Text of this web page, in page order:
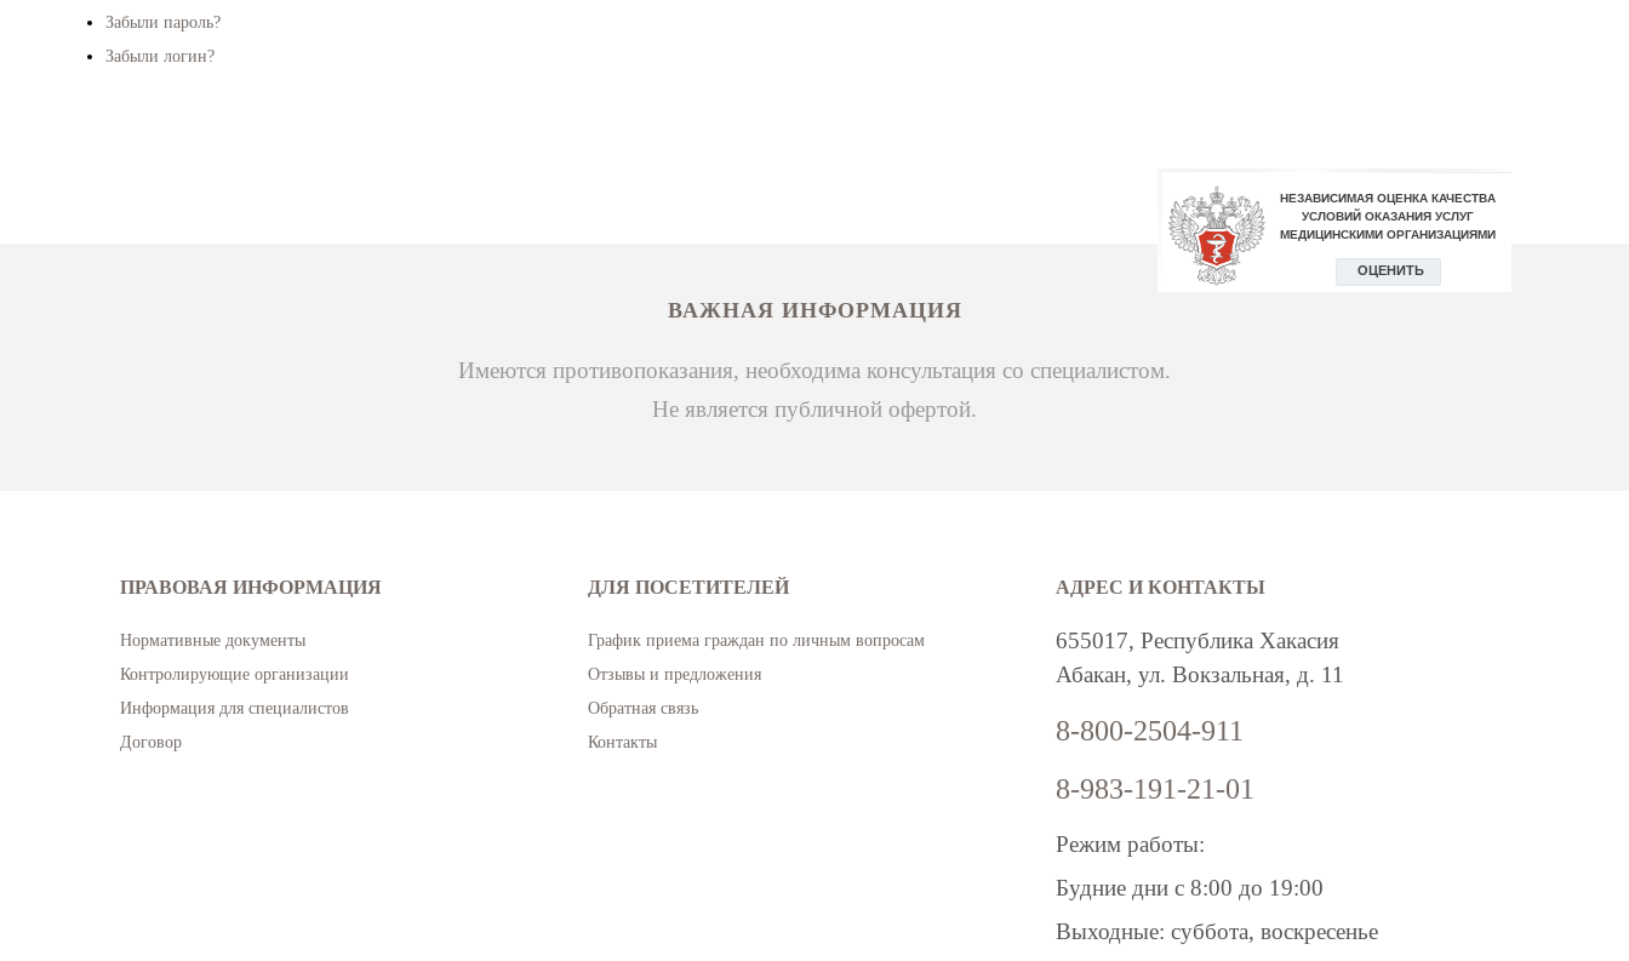
Забыли пароль?
Забыли логин?
ВАЖНАЯ ИНФОРМАЦИЯ
Имеются противопоказания, необходима консультация со специалистом.
Не является публичной офертой.
ПРАВОВАЯ ИНФОРМАЦИЯ
Нормативные документы
Контролирующие организации
Информация для специалистов
Договор
ДЛЯ ПОСЕТИТЕЛЕЙ
График приема граждан по личным вопросам
Отзывы и предложения
Обратная связь
Контакты
АДРЕС И КОНТАКТЫ
655017, Республика Хакасия
Абакан, ул. Вокзальная, д. 11
8-800-2504-911
8-983-191-21-01
Режим работы:
Будние дни с 8:00 до 19:00
Выходные: суббота, воскресенье